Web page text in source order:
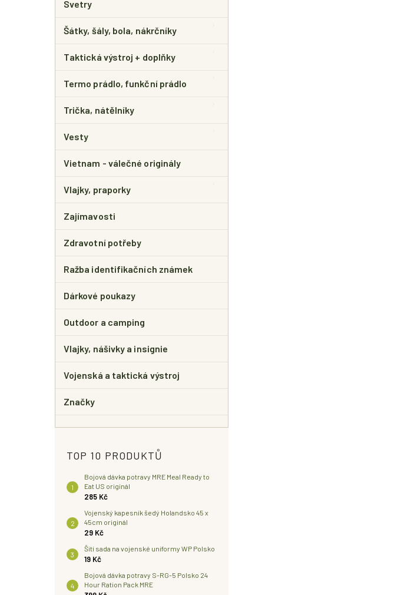
Svetry
Šátky, šály, bola, nákrčníky
Taktická výstroj + doplňky
Termo prádlo, funkční prádlo
Trička, nátělníky
Vesty
Vietnam - válečné originály
Vlajky, praporky
Zajímavosti
Zdravotní potřeby
Ražba identifikačních známek
Dárkové poukazy
Outdoor a camping
Vlajky, nášivky a insignie
Vojenská a taktická výstroj
Značky
TOP 10 PRODUKTŮ
Bojová dávka potravy MRE Meal Ready to
Eat US originál
285 Kč
Vojenský kapesník šedý Holandsko 45 x
45cm originál
29 Kč
Šití sada na vojenské uniformy WP Polsko
19 Kč
Bojová dávka potravy S-RG-5 Polsko 24
Hour Ration Pack MRE